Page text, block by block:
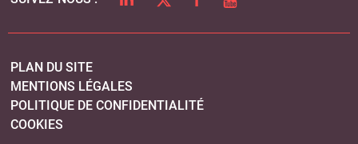
PLAN DU SITE
MENTIONS LÉGALES
POLITIQUE DE CONFIDENTIALITÉ
COOKIES